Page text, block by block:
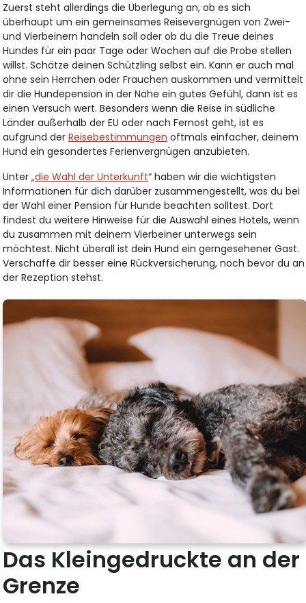
Zuerst steht allerdings die Überlegung an, ob es sich
überhaupt um ein gemeinsames Reisevergnügen von Zwei-
und Vierbeinern handeln soll oder ob du die Treue deines
Hundes für ein paar Tage oder Wochen auf die Probe stellen
willst. Schätze deinen Schützling selbst ein. Kann er auch mal
ohne sein Herrchen oder Frauchen auskommen und vermittelt
dir die Hundepension in der Nähe ein gutes Gefühl, dann ist es
einen Versuch wert. Besonders wenn die Reise in südliche
Länder außerhalb der EU oder nach Fernost geht, ist es
aufgrund derReisebestimmungen oftmals einfacher, deinem
Hund ein gesondertes Ferienvergnügen anzubieten.
Unter „die Wahl der Unterkunft“ haben wir die wichtigsten
Informationen für dich darüber zusammengestellt, was du bei
der Wahl einer Pension für Hunde beachten solltest. Dort
findest du weitere Hinweise für die Auswahl eines Hotels, wenn
du zusammen mit deinem Vierbeiner unterwegs sein
möchtest. Nicht überall ist dein Hund ein gerngesehener Gast.
Verschaffe dir besser eine Rückversicherung, noch bevor du an
der Rezeption stehst.
Das Kleingedruckte an der
Grenze